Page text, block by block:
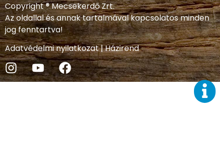
Copyright ® Mecsekerdő Zrt.
Az oldallal és annak tartalmával kapcsolatos minden
jog fenntartva!
Adatvédelmi nyilatkozat|Házirend